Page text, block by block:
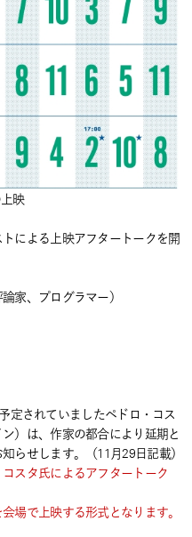
映
による上映アフタートークを開
家、プログラマー）
定されていましたペドロ・コス
）は、作家の都合により延期と
らせします。（11月29日記載）
スタ氏によるアフタートーク
場で上映する形式となります。